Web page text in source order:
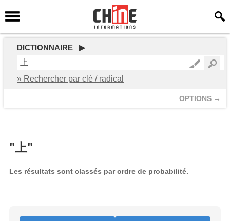
DICTIONNAIRE ▶
» Rechercher par clé / radical
OPTIONS →
"上"
Les résultats sont classés par ordre de probabilité.